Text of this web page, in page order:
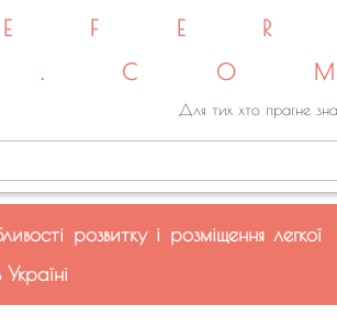
Для тих хто прагне
розвитку і розміщення легкої